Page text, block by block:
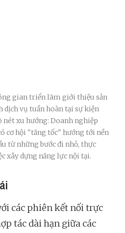
gian triển lãm giới thiệu sản
dịch vụ tuần hoàn tại sự kiện
nét xu hướng: Doanh nghiệp
cơ hội "tăng tốc" hướng tới nền
từ những bước đi nhỏ, thực
xây dựng năng lực nội tại.
các phiên kết nối trực
tác dài hạn giữa các